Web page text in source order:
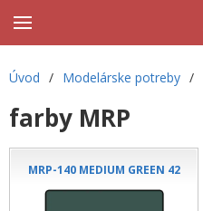
Úvod / Modelárske potreby /
farby MRP
MRP-140 MEDIUM GREEN 42